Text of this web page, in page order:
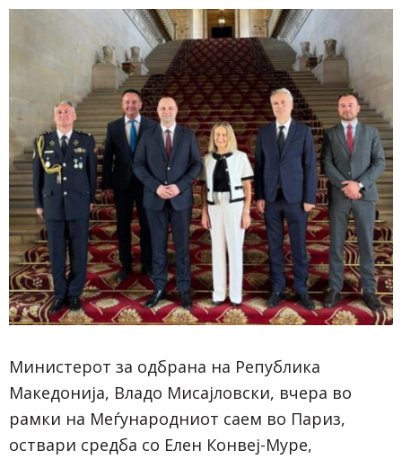
Министерот за одбрана на Република
Македонија, Владо Мисајловски, вчера во
рамки на Меѓународниот саем во Париз,
оствари средба со Елен Конвеј-Муре,